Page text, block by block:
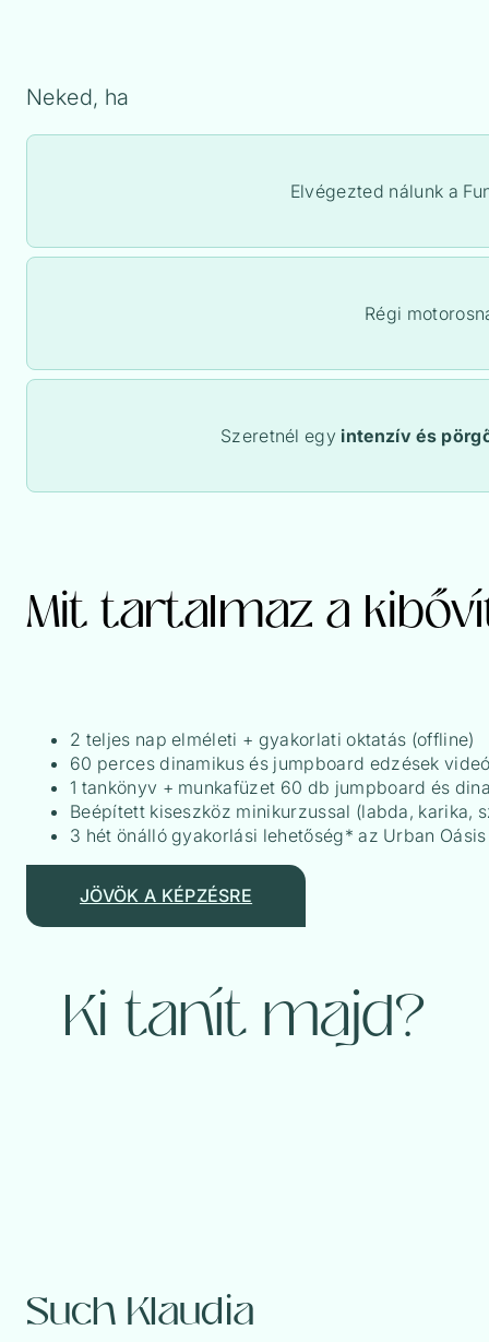
Neked, ha
Elvégezted nálunk a
Régi
Szeretnél egy intenzív és
Mit tartalmaz a
2 teljes nap elméleti + gyakorlati oktatás (offline)
60 perces dinamikus és jumpboard edzések
1 tankönyv + munkafüzet 60 db jumpboard és
Beépített kiseszköz minikurzussal (labda, karika,
3 hét önálló gyakorlási lehetőség* az Urban
JÖVÖK A KÉPZÉSRE
Ki tanít majd?
Such Klaudia